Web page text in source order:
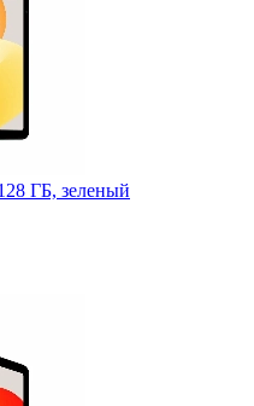
ГБ, зеленый